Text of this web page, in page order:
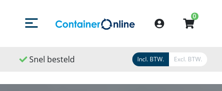
Menu openen/sluiten
Account
0
besteld Snel geleverd Snel
Incl. BTW. Excl. BTW.